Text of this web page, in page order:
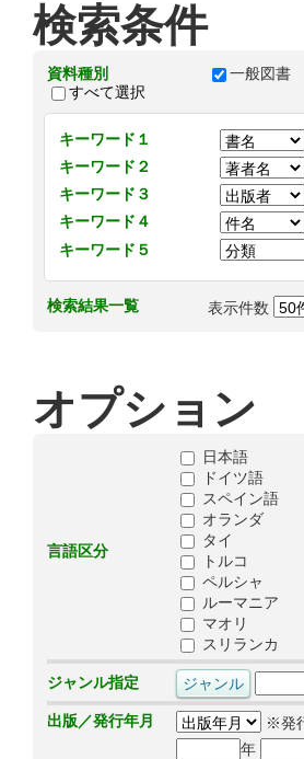
検索条件
資料種別
すべて選択
一般図書
キーワード１
キーワード２
キーワード３
キーワード４
キーワード５
検索結果一覧 表示件数
オプション
言語区分
日本語
ドイツ語
スペイン語
オランダ
タイ
トルコ
ペルシャ
ルーマニア
マオリ
スリランカ
ジャンル指定
出版／発行年月
※発
年